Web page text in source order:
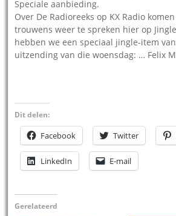
Speciale aanbieding.
Over De Radioreeks op KX Radio
trouwens weer te spreken hier op
hebben we een speciaal jingle-item
uitzending van die woensdag: … Felix
Dit delen:
Facebook Twitter
LinkedIn E-mail
Gerelateerd